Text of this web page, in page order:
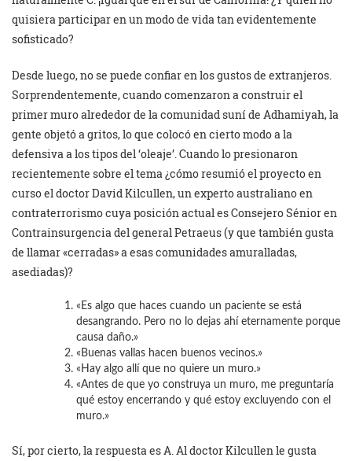
quisiera participar en un modo de vida tan evidentemente
sofisticado?
Desde luego, no se puede confiar en los gustos de extranjeros.
Sorprendentemente, cuando comenzaron a construir el
primer muro alrededor de la comunidad suní de Adhamiyah, la
gente objetó a gritos, lo que colocó en cierto modo a la
defensiva a los tipos del ‘oleaje’. Cuando lo presionaron
recientemente sobre el tema ¿cómo resumió el proyecto en
curso el doctor David Kilcullen, un experto australiano en
contraterrorismo cuya posición actual es Consejero Sénior en
Contrainsurgencia del general Petraeus (y que también gusta
de llamar «cerradas» a esas comunidades amuralladas,
asediadas)?
«Es algo que haces cuando un paciente se está
desangrando. Pero no lo dejas ahí eternamente porque
causa daño.»
«Buenas vallas hacen buenos vecinos.»
«Hay algo allí que no quiere un muro.»
«Antes de que yo construya un muro, me preguntaría
qué estoy encerrando y qué estoy excluyendo con el
muro.»
Sí, por cierto, la respuesta es A. Al doctor Kilcullen le gusta